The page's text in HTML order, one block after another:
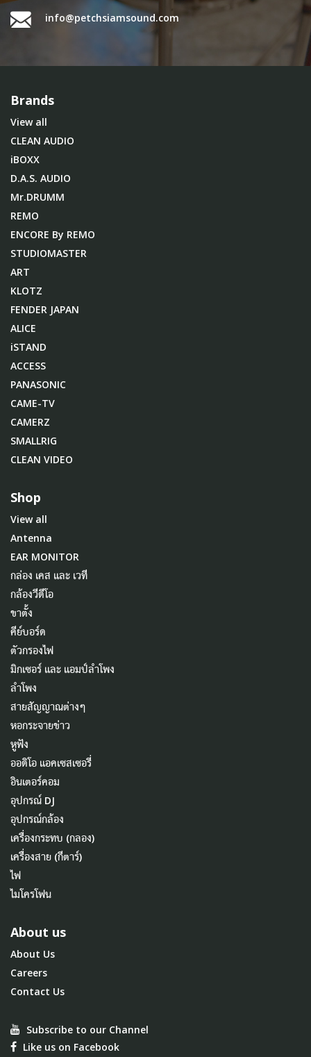
info@petchsiamsound.com
Brands
View all
CLEAN AUDIO
iBOXX
D.A.S. AUDIO
Mr.DRUMM
REMO
ENCORE By REMO
STUDIOMASTER
ART
KLOTZ
FENDER JAPAN
ALICE
iSTAND
ACCESS
PANASONIC
CAME-TV
CAMERZ
SMALLRIG
CLEAN VIDEO
Shop
View all
Antenna
EAR MONITOR
กล่อง เคส และ เวที
กล้องวีดีโอ
ขาตั้ง
คีย์บอร์ด
ตัวกรองไฟ
มิกเซอร์ และ แอมป์ลำโพง
ลำโพง
สายสัญญาณต่างๆ
หอกระจายข่าว
หูฟัง
ออดิโอ แอคเซสเซอรี่
อินเตอร์คอม
อุปกรณ์ DJ
อุปกรณ์กล้อง
เครื่องกระทบ (กลอง)
เครื่องสาย (กีตาร์)
ไฟ
ไมโครโฟน
About us
About Us
Careers
Contact Us
Subscribe to our Channel
Like us on Facebook